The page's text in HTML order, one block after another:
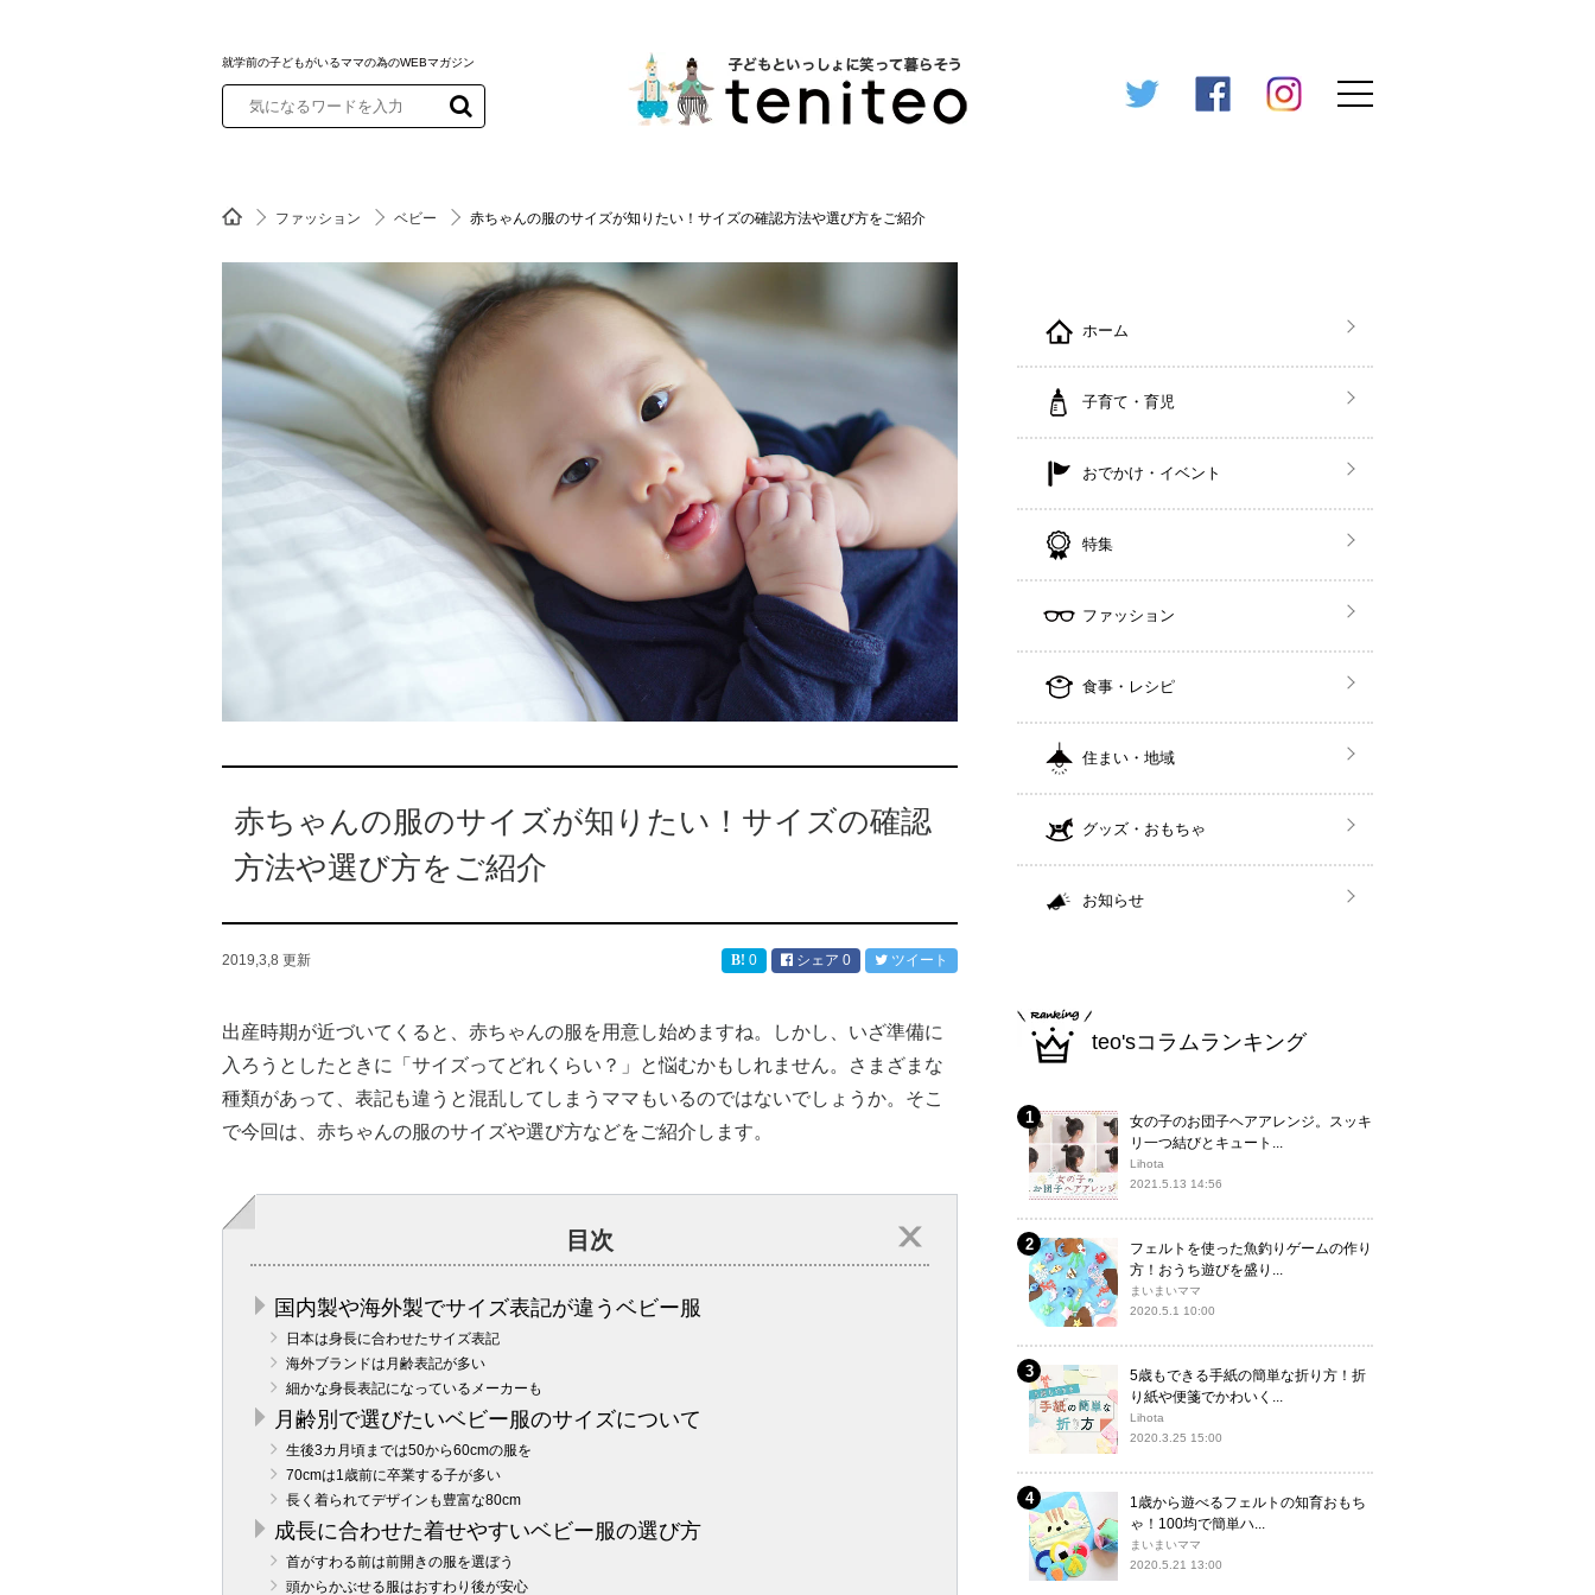
就学前の子どもがいるママの為のWEBマガジン
ファッション ベビー 赤ちゃんの服のサイズが知りたい！サイズの確認方法や選び方をご紹介
赤ちゃんの服のサイズが知りたい！サイズの確認
方法や選び方をご紹介
2019,3,8 更新 0 シェア 0 ツイート
出産時期が近づいてくると、赤ちゃんの服を用意し始めますね。しかし、いざ準備に
入ろうとしたときに「サイズってどれくらい？」と悩むかもしれません。さまざまな
種類があって、表記も違うと混乱してしまうママもいるのではないでしょうか。そこ
で今回は、赤ちゃんの服のサイズや選び方などをご紹介します。
目次
国内製や海外製でサイズ表記が違うベビー服
日本は身長に合わせたサイズ表記
海外ブランドは月齢表記が多い
細かな身長表記になっているメーカーも
月齢別で選びたいベビー服のサイズについて
生後3カ月頃までは50から60cmの服を
70cmは1歳前に卒業する子が多い
長く着られてデザインも豊富な80cm
成長に合わせた着せやすいベビー服の選び方
首がすわる前は前開きの服を選ぼう
頭からかぶせる服はおすわり後が安心
ホーム
子育て・育児
おでかけ・イベント
特集
ファッション
食事・レシピ
住まい・地域
グッズ・おもちゃ
お知らせ
teo'sコラムランキング
女の子のお団子ヘアアレンジ。スッキ
リ一つ結びとキュート...
Lihota
2021.5.13 14:56
フェルトを使った魚釣りゲームの作り
方！おうち遊びを盛り...
まいまいママ
2020.5.1 10:00
5歳もできる手紙の簡単な折り方！折
り紙や便箋でかわいく...
Lihota
2020.3.25 15:00
1歳から遊べるフェルトの知育おもち
ゃ！100均で簡単ハ...
まいまいママ
2020.5.21 13:00